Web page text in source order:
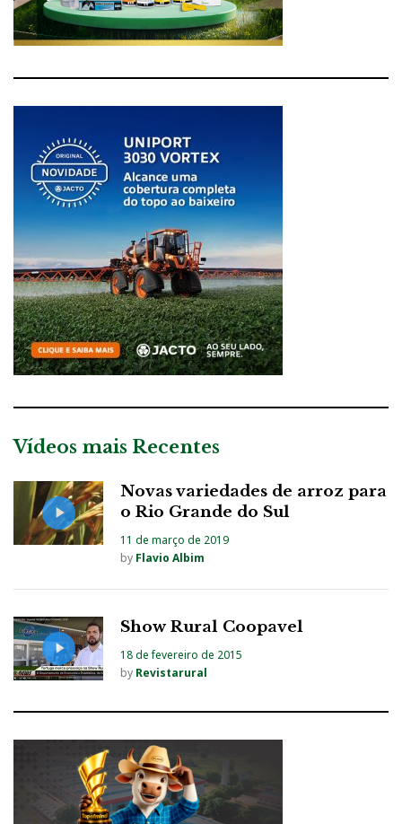
Vídeos mais Recentes
Novas variedades de arroz para
o Rio Grande do Sul
11 de março de 2019
by Flavio Albim
Show Rural Coopavel
18 de fevereiro de 2015
by Revistarural